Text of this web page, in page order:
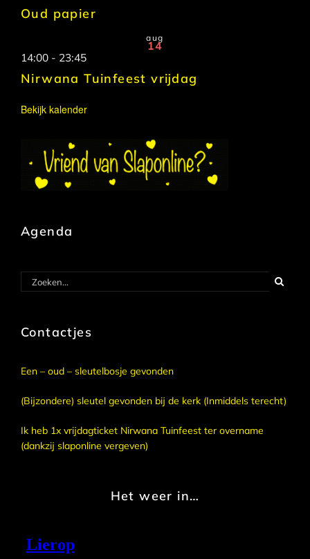
Oud papier
aug
14
14:00 - 23:45
Nirwana Tuinfeest vrijdag
Bekijk kalender
Agenda
Zoeken
naar:
Contactjes
Een – oud – sleutelbosje gevonden
(Bijzondere) sleutel gevonden bij de kerk (Inmiddels terecht)
Ik heb 1x vrijdagticket Nirwana Tuinfeest ter overname
(dankzij slaponline vergeven)
Het weer in…